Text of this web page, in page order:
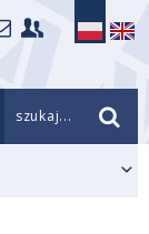
szukaj...